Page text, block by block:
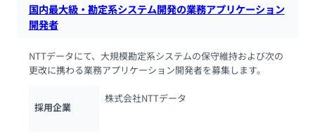
国内最大級・勘定系システム開発の業務アプリケーション
開発者
NTTデータにて、大規模勘定系システムの保守維持および次の
更改に携わる業務アプリケーション開発者を募集します。
採用企業
株式会社NTTデータ